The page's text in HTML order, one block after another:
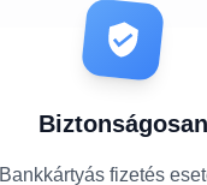
Biztonságosan
Bankkártyás fizetés